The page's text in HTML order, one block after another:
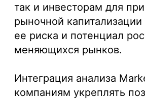
так и инвесторам для
рыночной
ее риска и потенциал
меняющихся рынков.
Интеграция анализа
компаниям укреплять